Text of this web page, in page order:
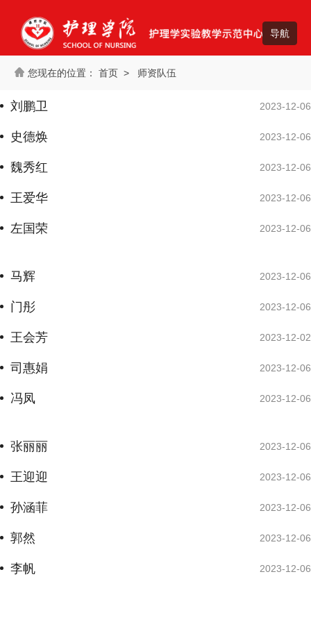
首页 > 师资队伍
刘鹏卫 2023-12-06
史德焕 2023-12-06
魏秀红 2023-12-06
王爱华 2023-12-06
左国荣 2023-12-06
马辉 2023-12-06
门彤 2023-12-06
王会芳 2023-12-02
司惠娟 2023-12-06
冯凤 2023-12-06
张丽丽 2023-12-06
王迎迎 2023-12-06
孙涵菲 2023-12-06
郭然 2023-12-06
李帆 2023-12-06